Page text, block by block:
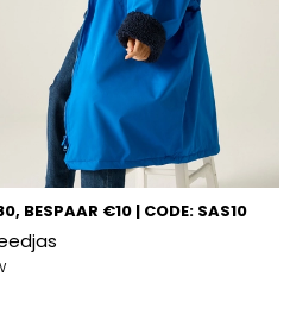
BESPAAR €10 | CODE: SAS10